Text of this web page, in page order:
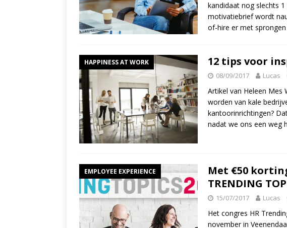
HAPPINESS AT WORK
[ 13/03/2026 ]
Verdiepingsdag Werkgeluk op
kandidaat nog slechts 1
motivatiebrief wordt
of-hire er met
HAPPINESS AT WORK 12 tips voor
08/09/2017 Lucas
Artikel van Heleen Mes
worden van kale
kantoorinrichtingen?
nadat we ons een weg
EMPLOYEE EXPERIENCE
Met €50
TRENDING
15/07/2017 Lucas
Het congres HR
november in